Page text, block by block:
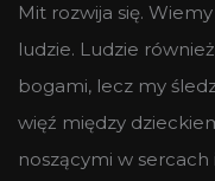
Mit rozwija się.
ludzie. Ludzie
bogami, lecz my
więź między
noszącymi w